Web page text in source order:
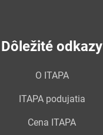
Dôležité odkazy
O ITAPA
ITAPA podujatia
Cena ITAPA